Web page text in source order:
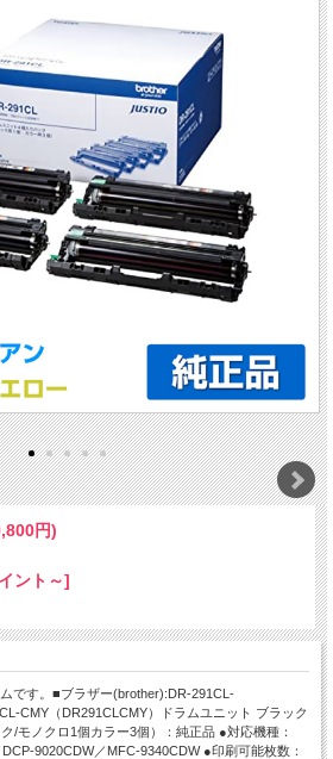
円)
ント～]
です。■ブラザー(brother):DR-291CL-
CMY（DR291CLCMY）ドラムユニット ブラック
/モノクロ1個カラー3個）：純正品 ●対応機種：
9020CDW／MFC-9340CDW ●印刷可能枚数：